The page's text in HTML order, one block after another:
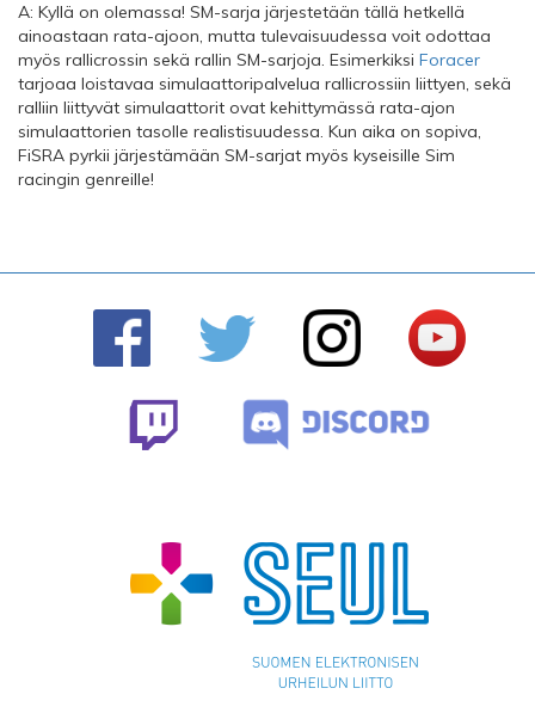
A: Kyllä on olemassa! SM-sarja järjestetään tällä hetkellä
ainoastaan rata-ajoon, mutta tulevaisuudessa voit odottaa
myös rallicrossin sekä rallin SM-sarjoja. Esimerkiksi Foracer
tarjoaa loistavaa simulaattoripalvelua rallicrossiin liittyen, sekä
ralliin liittyvät simulaattorit ovat kehittymässä rata-ajon
simulaattorien tasolle realistisuudessa. Kun aika on sopiva,
FiSRA pyrkii järjestämään SM-sarjat myös kyseisille Sim
racingin genreille!